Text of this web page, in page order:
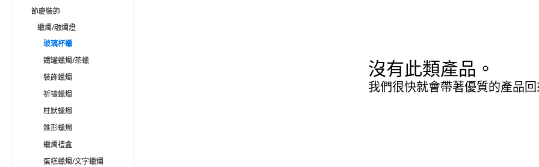
節慶裝飾
蠟燭/融燭燈
玻璃杯蠟
鐵罐蠟燭/茶蠟
裝飾蠟燭
祈禱蠟燭
柱狀蠟燭
錐形蠟燭
蠟燭禮盒
蛋糕蠟燭/文字蠟燭
沒有此類產品。
我們很快就會帶著優質的產品